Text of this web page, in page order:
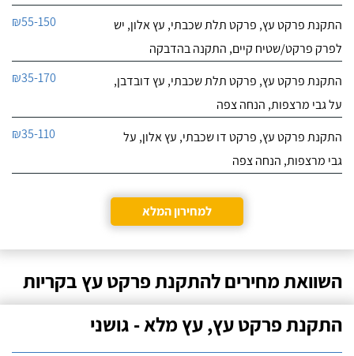
התקנת פרקט עץ, פרקט תלת שכבתי, עץ אלון, יש
לפרק פרקט/שטיח קיים, התקנה בהדבקה
₪55-150
התקנת פרקט עץ, פרקט תלת שכבתי, עץ דובדבן,
על גבי מרצפות, הנחה צפה
₪35-170
התקנת פרקט עץ, פרקט דו שכבתי, עץ אלון, על
גבי מרצפות, הנחה צפה
₪35-110
למחירון המלא
השוואת מחירים להתקנת פרקט עץ בקריות
התקנת פרקט עץ, עץ מלא - גושני